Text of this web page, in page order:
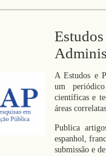
Estudos
A Estudos e
um
científicas e
áreas
Publica
espanhol,
submissão e